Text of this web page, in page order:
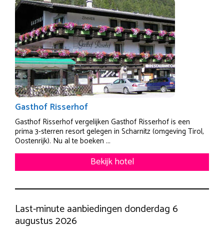
Gasthof Risserhof
Gasthof Risserhof vergelijken Gasthof Risserhof is een
prima 3-sterren resort gelegen in Scharnitz (omgeving Tirol,
Oostenrijk). Nu al te boeken ...
Bekijk hotel
Last-minute aanbiedingen donderdag 6
augustus 2026